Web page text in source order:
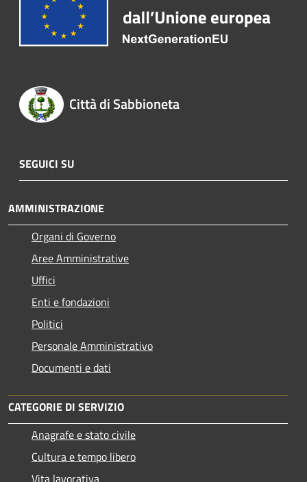
Città di Sabbioneta
SEGUICI SU
AMMINISTRAZIONE
Organi di Governo
Aree Amministrative
Uffici
Enti e fondazioni
Politici
Personale Amministrativo
Documenti e dati
CATEGORIE DI SERVIZIO
Anagrafe e stato civile
Cultura e tempo libero